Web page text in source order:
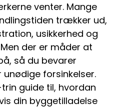
venter. Mange
trækker ud,
usikkerhed og
der er måder at
så du bevarer
forsinkelser.
guide til, hvordan
din byggetilladelse